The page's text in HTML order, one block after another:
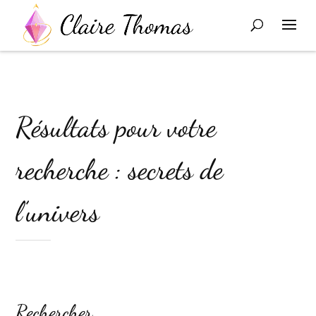
Résultats pour votre
recherche : secrets de
l’univers